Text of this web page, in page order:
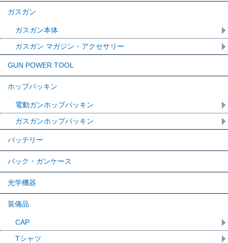
ガスガン
ガスガン本体
ガスガン マガジン・アクセサリー
GUN POWER TOOL
ホップパッキン
電動ガンホップパッキン
ガスガンホップパッキン
バッテリー
バック・ガンケース
光学機器
装備品
CAP
Tシャツ